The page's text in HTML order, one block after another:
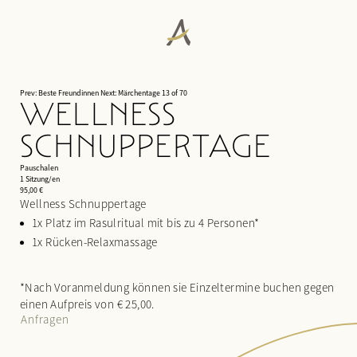
ANGERHOF
Philosophie & Geschichte
Panoramalage
Auszeichnungen
Nachhaltigkeit
Impressionen
Karriere
WOHNEN
Zimmer & Suiten
Inklusivleistungen & Wissenswertes
Arrangements
Last minute
Anfragen
WALDSPA
Wasserwelt
Saunawelt
Ruheräume
KULINARIK
¾-Verwöhnpension
AKTIV & KULTUR
Prev: Beste FreundinnenNext: Märchentage13 of 70
WELLNESS
SCHNUPPERTAGE
Pauschalen
1 Sitzung/en
95,00 €
Wellness Schnuppertage
1x Platz im Rasulritual mit bis zu 4 Personen*
1x Rücken-Relaxmassage
*Nach Voranmeldung können sie Einzeltermine buchen gegen
einen Aufpreis von € 25,00.
Anfragen